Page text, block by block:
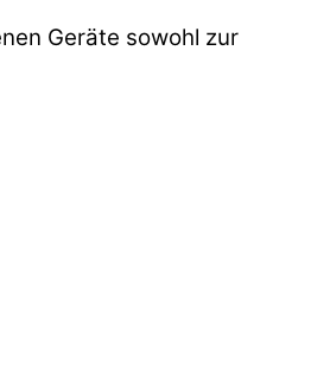
Geräte sowohl zur